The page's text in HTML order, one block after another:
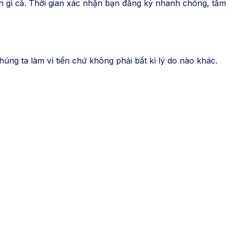
cả. Thời gian xác nhận bạn đăng ký nhanh chóng,
ta làm vì tiền chứ không phải bất kì lý do nào khác.